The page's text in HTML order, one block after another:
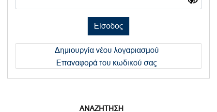
Είσοδος
Δημιουργία νέου λογαριασμού
Επαναφορά του κωδικού σας
ΑΝΑΖΗΤΗΣΗ